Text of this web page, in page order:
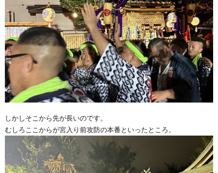
しかしそこから先が長いのです。
むしろここからが宮入り前攻防の本番といったところ。